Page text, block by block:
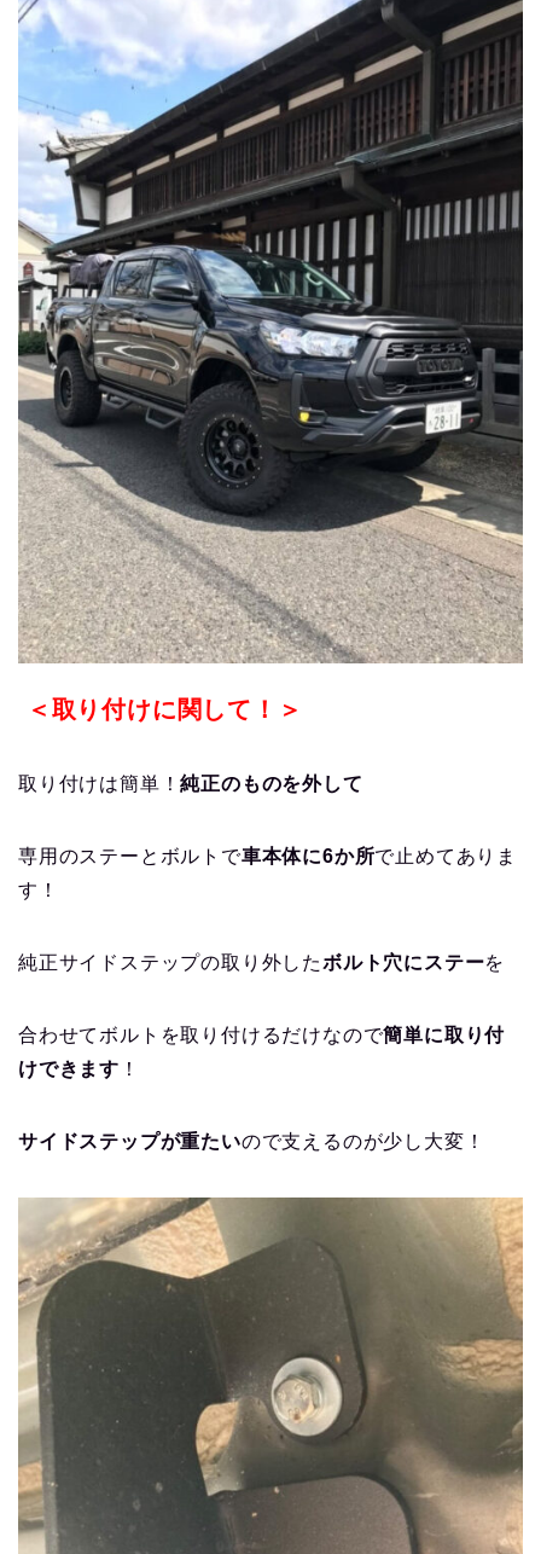
＜取り付けに関して！＞
取り付けは簡単！純正のものを外して
専用のステーとボルトで車本体に6か所で止めてありま
す！
純正サイドステップの取り外したボルト穴にステーを
合わせてボルトを取り付けるだけなので簡単に取り付
けできます ！
サイドステップが重たいので支えるのが少し大変！